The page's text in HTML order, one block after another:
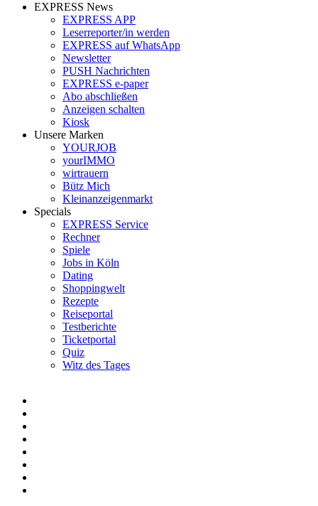
EXPRESS News
EXPRESS APP
Leserreporter/in werden
EXPRESS auf WhatsApp
Newsletter
PUSH Nachrichten
EXPRESS e-paper
Abo abschließen
Anzeigen schalten
Kiosk
Unsere Marken
YOURJOB
yourIMMO
wirtrauern
Bütz Mich
Kleinanzeigenmarkt
Specials
EXPRESS Service
Rechner
Spiele
Jobs in Köln
Dating
Shoppingwelt
Rezepte
Reiseportal
Testberichte
Ticketportal
Quiz
Witz des Tages